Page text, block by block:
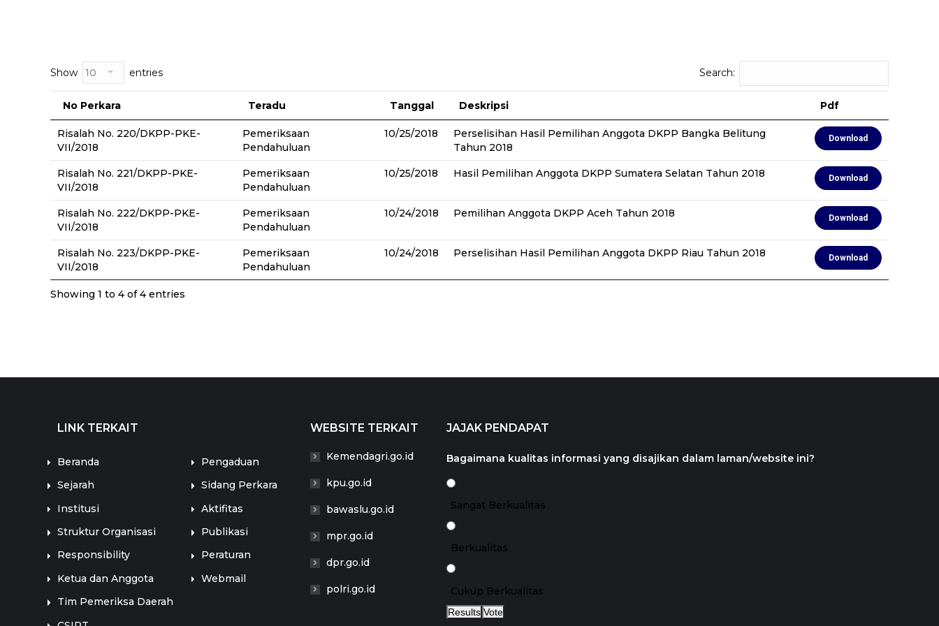
Show entries Search:
No Perkara Teradu Tanggal Deskripsi Pdf
Risalah No. 220/DKPP-PKE-
VII/2018
Pemeriksaan
Pendahuluan
10/25/2018
Perselisihan Hasil Pemilihan Anggota DKPP Bangka Belitung
Tahun 2018
Download
Risalah No. 221/DKPP-PKE-
VII/2018
Pemeriksaan
Pendahuluan
10/25/2018 Hasil Pemilihan Anggota DKPP Sumatera Selatan Tahun 2018 Download
Risalah No. 222/DKPP-PKE-
VII/2018
Pemeriksaan
Pendahuluan
10/24/2018 Pemilihan Anggota DKPP Aceh Tahun 2018 Download
Risalah No. 223/DKPP-PKE-
VII/2018
Pemeriksaan
Pendahuluan
10/24/2018 Perselisihan Hasil Pemilihan Anggota DKPP Riau Tahun 2018 Download
Showing 1 to 4 of 4 entries
LINK TERKAIT
Beranda
Sejarah
Institusi
Struktur Organisasi
Responsibility
Ketua dan Anggota
Tim Pemeriksa Daerah
Pengaduan
Sidang Perkara
Aktifitas
Publikasi
Peraturan
Webmail
WEBSITE TERKAIT
Kemendagri.go.id
kpu.go.id
bawaslu.go.id
mpr.go.id
dpr.go.id
polri.go.id
JAJAK PENDAPAT
Bagaimana kualitas informasi yang disajikan dalam laman/website ini?
Sangat Berkualitas
Berkualitas
Cukup Berkualitas
Results Vote